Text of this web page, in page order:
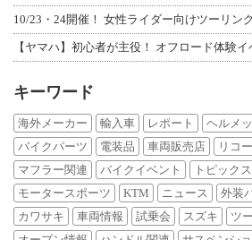
10/23・24開催！ 女性ライダー向けツーリン
【ヤマハ】初心者が主役！ オフロード体験
キーワード
海外メーカー 輸入車 レポート ヘルメ
バイクパーツ
電装品 車両販売店 リコ
マフラー関連
バイクイベント トピックス
モータースポーツ
KTM ニュース 外装
カワサキ
車両情報 試乗会 スズキ ツ